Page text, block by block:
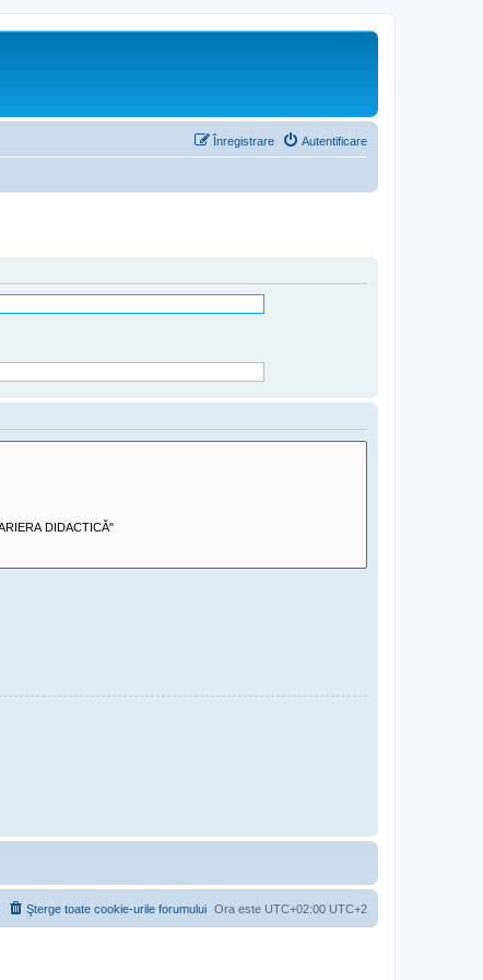
Autentificare
Înregistrare
Ora este UTC+02:00 UTC+2
Şterge toate cookie-urile forumului